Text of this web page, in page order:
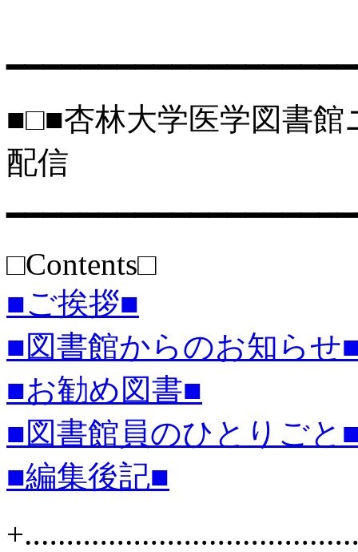
■□■杏林大学医学図書館
配信
□Contents□
■ご挨拶■
■図書館からのお知らせ
■お勧め図書■
■図書館員のひとりごと
■編集後記■